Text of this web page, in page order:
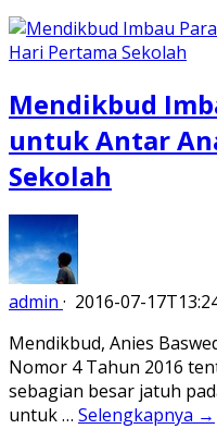
Mendikbud
untuk Antar
Sekolah
admin · 2016-07-
Mendikbud, Anies
Nomor 4 Tahun 2016
sebagian besar jatuh
untuk … Selengkapnya →